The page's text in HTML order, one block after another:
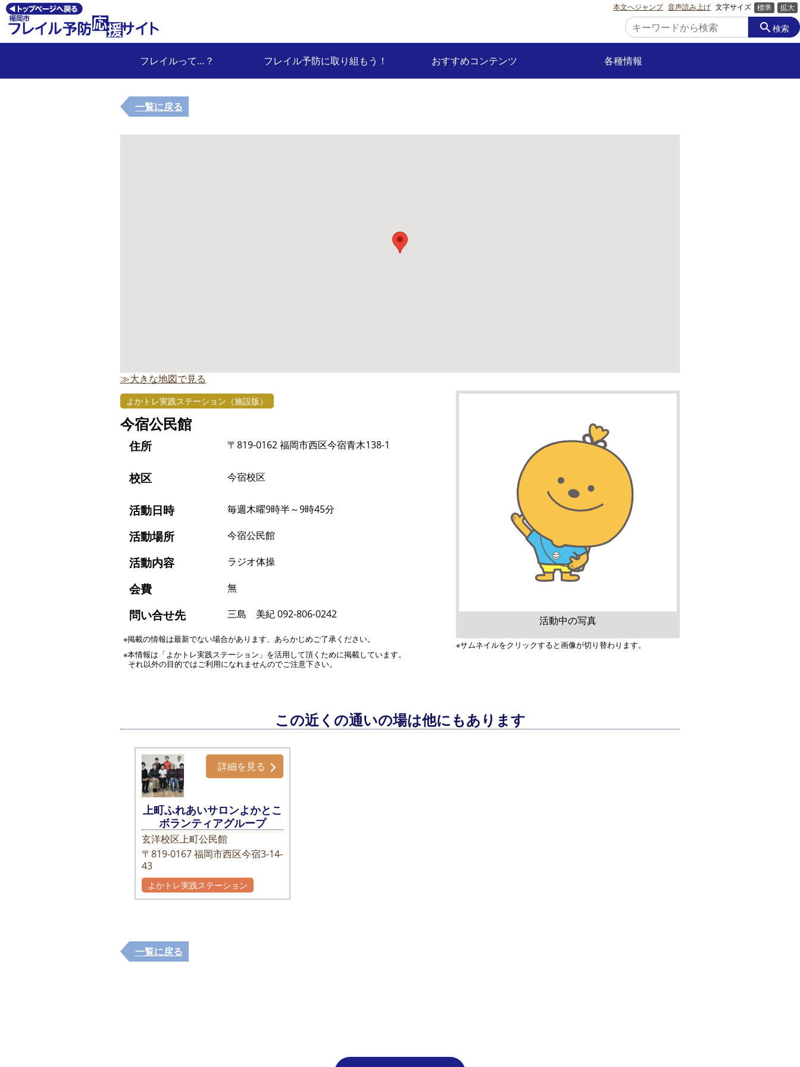
本文へジャンプ 音声読み上げ 文字サイズ 標準 拡大
search検索
フレイルって…？ フレイル予防に取り組もう！ おすすめコンテンツ 各種情報
一覧に戻る
≫大きな地図で見る
よかトレ実践ステーション（施設版）
今宿公民館
住所 〒819-0162 福岡市西区今宿青木138-1
校区 今宿校区
活動日時 毎週木曜9時半～9時45分
活動場所 今宿公民館
活動内容 ラジオ体操
会費 無
問い合せ先 三島 美紀 092-806-0242
※掲載の情報は最新でない場合があります、あらかじめご了承ください。
※本情報は「よかトレ実践ステーション」を活用して頂くために掲載しています。
それ以外の目的ではご利用になれませんのでご注意下さい。
活動中の写真
※サムネイルをクリックすると画像が切り替わります。
この近くの通いの場は他にもあります
上町ふれあいサロンよかとこ
ボランティアグループ
玄洋校区上町公民館
〒819-0167福岡市西区今宿3-14-
43
詳細を見る
よかトレ実践ステーション
一覧に戻る